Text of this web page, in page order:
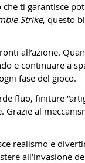
ti garantisce
Strike, questo
all’azione.
e continuare a
fase del gioco.
fluo, finiture
al
realismo e
all’invasione